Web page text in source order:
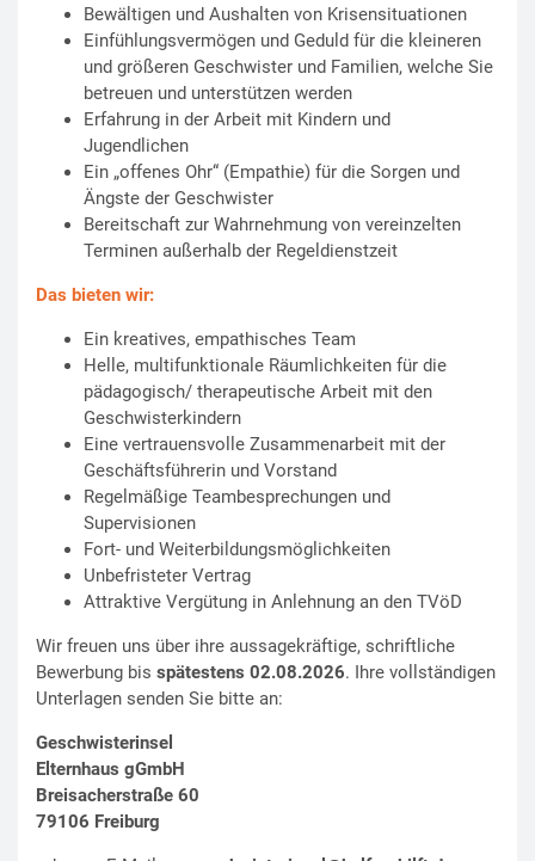
Bewältigen und Aushalten von Krisensituationen
Einfühlungsvermögen und Geduld für die kleineren
und größeren Geschwister und Familien, welche Sie
betreuen und unterstützen werden
Erfahrung in der Arbeit mit Kindern und
Jugendlichen
Ein „offenes Ohr“ (Empathie) für die Sorgen und
Ängste der Geschwister
Bereitschaft zur Wahrnehmung von vereinzelten
Terminen außerhalb der Regeldienstzeit
Das bieten wir:
Ein kreatives, empathisches Team
Helle, multifunktionale Räumlichkeiten für die
pädagogisch/ therapeutische Arbeit mit den
Geschwisterkindern
Eine vertrauensvolle Zusammenarbeit mit der
Geschäftsführerin und Vorstand
Regelmäßige Teambesprechungen und
Supervisionen
Fort- und Weiterbildungsmöglichkeiten
Unbefristeter Vertrag
Attraktive Vergütung in Anlehnung an den TVöD
Wir freuen uns über ihre aussagekräftige, schriftliche
Bewerbung bis spätestens 02.08.2026. Ihre vollständigen
Unterlagen senden Sie bitte an:
Geschwisterinsel
Elternhaus gGmbH
Breisacherstraße 60
79106 Freiburg